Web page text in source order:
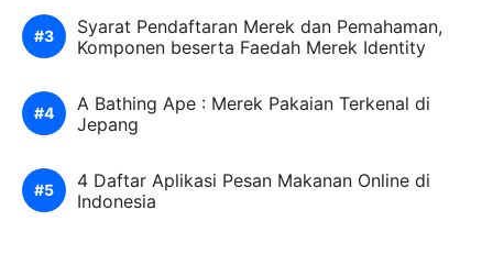
Syarat Pendaftaran Merek dan Pemahaman,
Komponen beserta Faedah Merek Identity
A Bathing Ape : Merek Pakaian Terkenal di
Jepang
4 Daftar Aplikasi Pesan Makanan Online di
Indonesia